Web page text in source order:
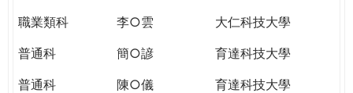
職業類科
李○雲
大仁科技大學
普通科
簡○諺
育達科技大學
普通科
陳○儀
育達科技大學